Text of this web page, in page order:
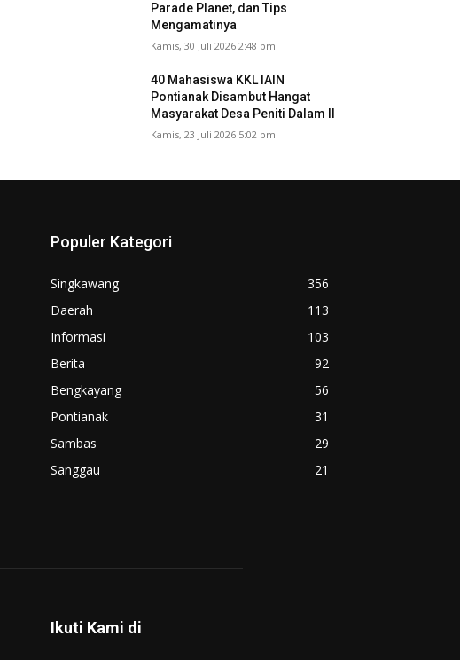
Parade Planet, dan Tips
Mengamatinya
Kamis, 30 Juli 2026 2:48 pm
40 Mahasiswa KKL IAIN
Pontianak Disambut Hangat
Masyarakat Desa Peniti Dalam II
Kamis, 23 Juli 2026 5:02 pm
Populer Kategori
Singkawang
356
Daerah
113
Informasi
103
Berita
92
Bengkayang
56
Pontianak
31
Sambas
29
Sanggau
21
Ikuti Kami di